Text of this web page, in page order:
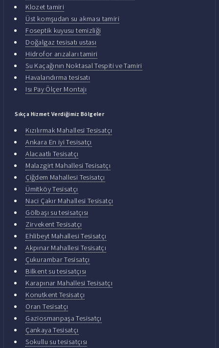
Klozet tamiri
Üst komşudan su akması tamiri
Foseptik kuyusu temizliği
Doğalgaz tesisatı ustası
Hidrofor arızaları tamiri
Su Kaçağının Noktasal Tespiti ve Tamiri
Havalandırma tesisatı
Isı Pay Ölçer Montajı
Sıkça Hizmet Verdiğimiz Bölgeler
Kızılırmak Mahallesi Tesisatçı
Ankara En iyi Tesisatçı
Alacaatlı Tesisatçı
Malazgirt Mahallesi Tesisatçı
Çiğdem Mahallesi Tesisatçı
Ümitköy Tesisatçı
Naci Çakır Mahallesi Tesisatçı
Gölbaşı su tesisatçısı
Zirvekent Tesisatçı
Ehlibeyt Mahallesi Tesisatçı
Akpınar Mahallesi Tesisatçı
Çukurambar Tesisatçı
Bilkent su tesisatçısı
Karapınar Mahallesi Tesisatçı
Konutkent Tesisatçı
Oran Tesisatçı
Gaziosmanpaşa Tesisatçı
Çankaya Tesisatçı
Sokullu su tesisatçısı